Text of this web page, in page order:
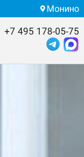
Монино
+7 495 178-05-75